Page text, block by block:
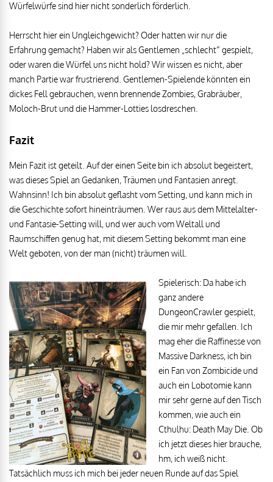
Würfelwürfe sind hier nicht sonderlich förderlich.
Herrscht hier ein Ungleichgewicht? Oder hatten wir nur die
Erfahrung gemacht? Haben wir als Gentlemen „schlecht“ gespielt,
oder waren die Würfel uns nicht hold? Wir wissen es nicht, aber
manch Partie war frustrierend. Gentlemen-Spielende könnten ein
dickes Fell gebrauchen, wenn brennende Zombies, Grabräuber,
Moloch-Brut und die Hammer-Lotties losdreschen.
Fazit
Mein Fazit ist geteilt. Auf der einen Seite bin ich absolut begeistert,
was dieses Spiel an Gedanken, Träumen und Fantasien anregt.
Wahnsinn! Ich bin absolut geflasht vom Setting, und kann mich in
die Geschichte sofort hineinträumen. Wer raus aus dem Mittelalter-
und Fantasie-Setting will, und wer auch vom Weltall und
Raumschiffen genug hat, mit diesem Setting bekommt man eine
Welt geboten, von der man (nicht) träumen will.
Spielerisch: Da habe ich
ganz andere
DungeonCrawler gespielt,
die mir mehr gefallen. Ich
mag eher die Raffinesse von
Massive Darkness, ich bin
ein Fan von Zombicide und
auch ein Lobotomie kann
mir sehr gerne auf den Tisch
kommen, wie auch ein
Cthulhu: Death May Die. Ob
ich jetzt dieses hier brauche,
hm, ich weiß nicht.
Tatsächlich muss ich mich bei jeder neuen Runde auf das Spiel